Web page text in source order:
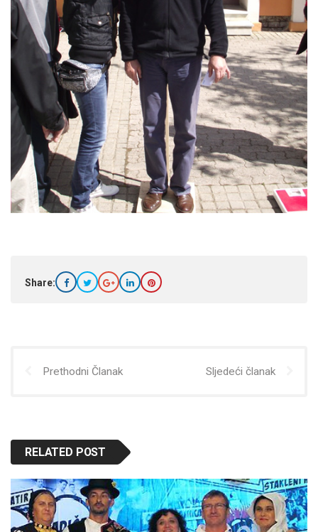
Share:
Prethodni Članak Sljedeći članak
RELATED POST